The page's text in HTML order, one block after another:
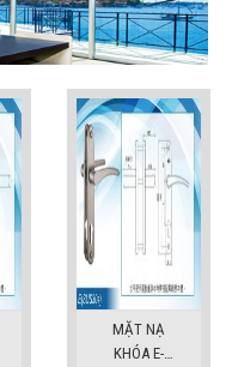
MẶT NẠ
KHÓA E-